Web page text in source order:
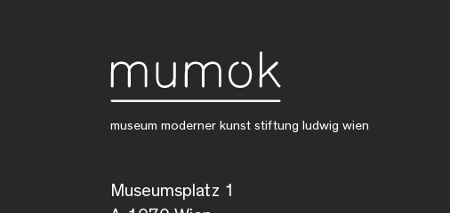
museum moderner kunst stiftung ludwig wien
Museumsplatz 1